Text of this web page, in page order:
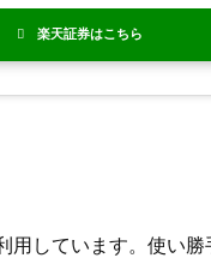
楽天証券
用しています。使い勝